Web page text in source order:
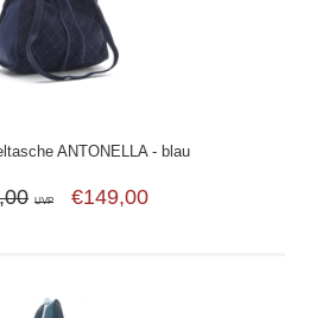
ANTONELLA - blau
UVP €149,00